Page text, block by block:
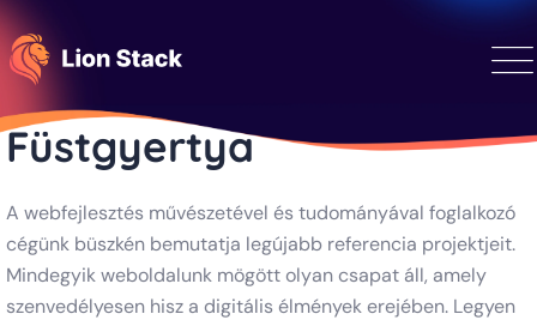
Füstgyertya
A webfejlesztés művészetével és tudományával foglalkozó
cégünk büszkén bemutatja legújabb referencia projektjeit.
Mindegyik weboldalunk mögött olyan csapat áll, amely
szenvedélyesen hisz a digitális élmények erejében. Legyen